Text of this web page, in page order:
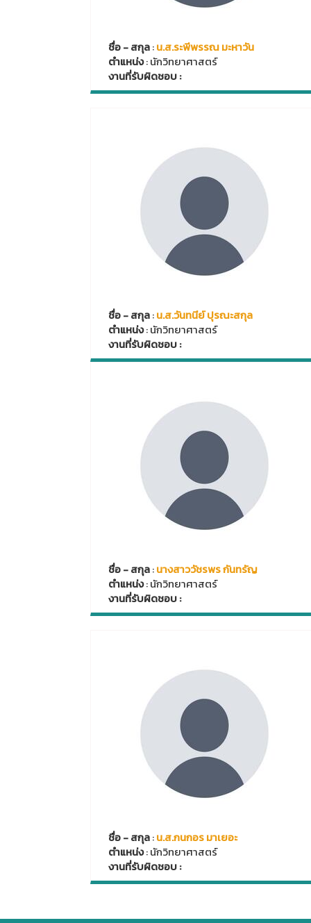
ชื่อ - สกุล:น.ส.ระพีพรรณ มะหาวัน
ตำแหน่ง: นักวิทยาศาสตร์
งานที่รับผิดชอบ :
ชื่อ - สกุล:น.ส.วันทนีย์ ปุรณะสกุล
ตำแหน่ง: นักวิทยาศาสตร์
งานที่รับผิดชอบ :
ชื่อ - สกุล:นางสาววัชรพร กันทรัญ
ตำแหน่ง: นักวิทยาศาสตร์
งานที่รับผิดชอบ :
ชื่อ - สกุล:น.ส.กนกอร มาเยอะ
ตำแหน่ง: นักวิทยาศาสตร์
งานที่รับผิดชอบ :